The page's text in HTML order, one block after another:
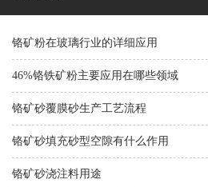
铬矿粉在玻璃行业的详细应用
46%铬铁矿粉主要应用在哪些领域
铬矿砂覆膜砂生产工艺流程
铬矿砂填充砂型空隙有什么作用
铬矿砂浇注料用途